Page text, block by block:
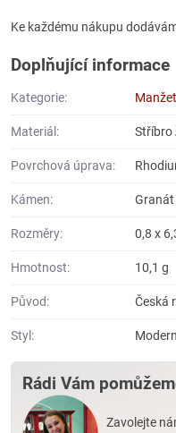
Ke každému nákupu
Doplňující informace
Kategorie:
Materiál: Stříbro
Povrchová úprava:
Kámen: Granát
Rozměry: 0,8 x
Hmotnost: 10,1 g
Původ: Česká
Styl:
Rádi Vám
Zavolejte